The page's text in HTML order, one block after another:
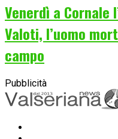
Venerdì a Cornale
Valoti, l’uomo
campo
Pubblicità